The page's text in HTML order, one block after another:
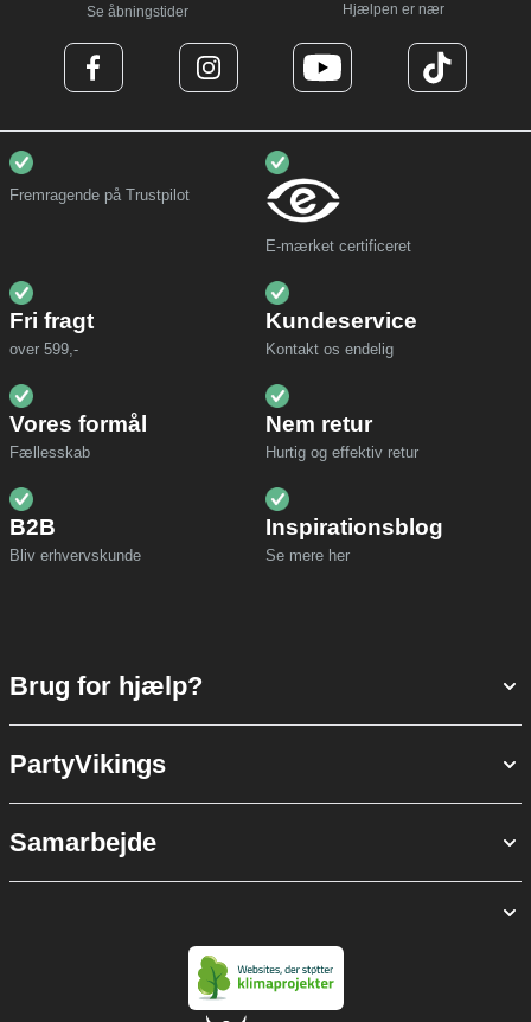
Se åbningstider Hjælpen er nær
Fremragende på Trustpilot
E-mærket certificeret
Fri fragt
over 599,-
Kundeservice
Kontakt os endelig
Vores formål
Fællesskab
Nem retur
Hurtig og effektiv retur
B2B
Bliv erhvervskunde
Inspirationsblog
Se mere her
Brug for hjælp?
PartyVikings
Samarbejde